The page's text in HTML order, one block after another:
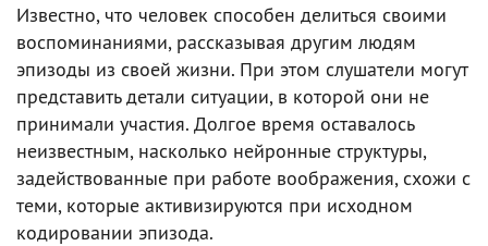
Известно, что человек способен делиться своими
воспоминаниями, рассказывая другим людям
эпизоды из своей жизни. При этом слушатели могут
представить детали ситуации, в которой они не
принимали участия. Долгое время оставалось
неизвестным, насколько нейронные структуры,
задействованные при работе воображения, схожи с
теми, которые активизируются при исходном
кодировании эпизода.